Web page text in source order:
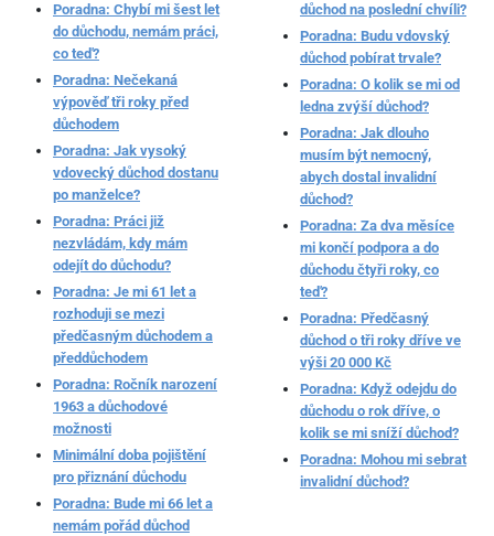
Poradna: Chybí mi šest let
do důchodu, nemám práci,
co teď?
Poradna: Nečekaná
výpověď tři roky před
důchodem
Poradna: Jak vysoký
vdovecký důchod dostanu
po manželce?
Poradna: Práci již
nezvládám, kdy mám
odejít do důchodu?
Poradna: Je mi 61 let a
rozhoduji se mezi
předčasným důchodem a
předdůchodem
Poradna: Ročník narození
1963 a důchodové
možnosti
Minimální doba pojištění
pro přiznání důchodu
Poradna: Bude mi 66 let a
nemám pořád důchod
důchod na poslední chvíli?
Poradna: Budu vdovský
důchod pobírat trvale?
Poradna: O kolik se mi od
ledna zvýší důchod?
Poradna: Jak dlouho
musím být nemocný,
abych dostal invalidní
důchod?
Poradna: Za dva měsíce
mi končí podpora a do
důchodu čtyři roky, co
teď?
Poradna: Předčasný
důchod o tři roky dříve ve
výši 20 000 Kč
Poradna: Když odejdu do
důchodu o rok dříve, o
kolik se mi sníží důchod?
Poradna: Mohou mi sebrat
invalidní důchod?